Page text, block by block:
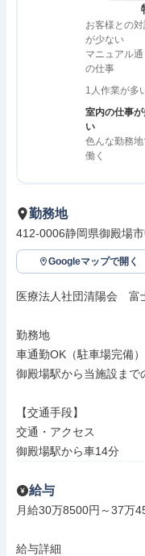
お客様との
が少ない
マニュアル通
の仕事
1人作業が多
室内の仕事
い
色んな勤務
働く
勤務地
412-0006静岡県御殿場
Googleマップで開く
医療法人社団清陽会　
勤務地
車通勤OK（駐車場完備）
御殿場駅から当施設まで
【交通手段】
交通・アクセス
御殿場駅から車14分
給与
月給30万8500円～37万
給与詳細